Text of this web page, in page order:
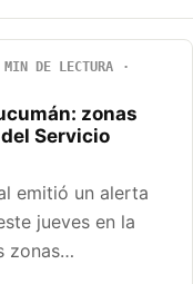
DE LECTURA
zonas
Servicio
emitió un alerta
jueves en la
zonas…